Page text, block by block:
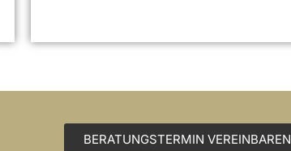
BERATUNGSTERMIN VEREINBAREN